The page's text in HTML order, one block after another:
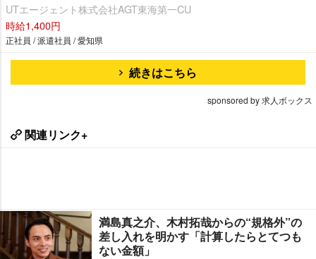
UTエージェント株式会社AGT東海第一CU
時給1,400円
正社員 / 派遣社員 / 愛知県
続きはこちら
sponsored by 求人ボックス
関連リンク+
満島真之介、木村拓哉からの“規格外”の
差し入れを明かす「計算したらとてつも
ない金額」